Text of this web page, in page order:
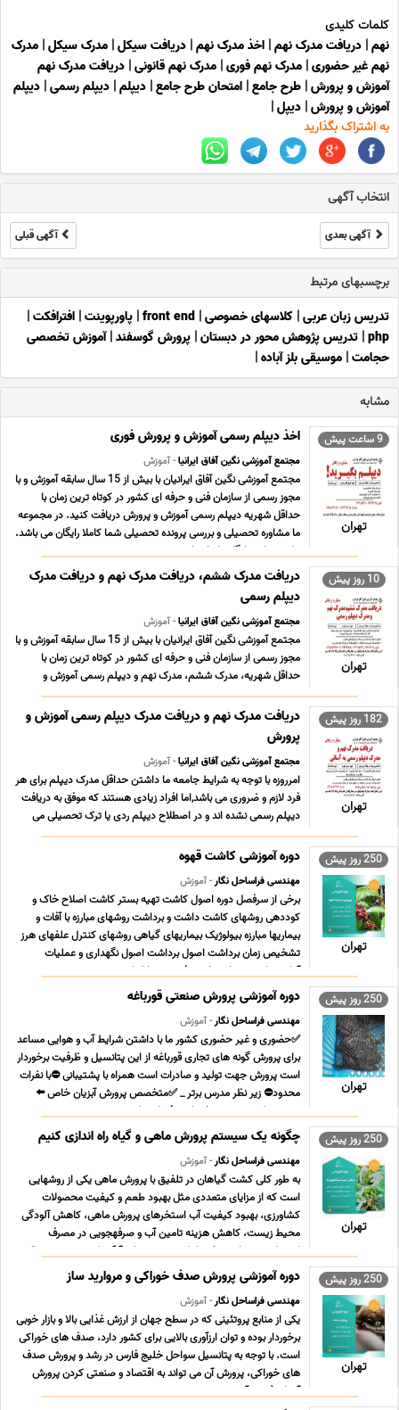
کلمات کلیدی
نهم| دریافت مدرک نهم| اخذ مدرک نهم| دریافت سیکل| مدرک سیکل| مدرک
نهم غیر حضوری| مدرک نهم فوری| مدرک نهم قانونی| دریافت مدرک نهم
آموزش و پرورش| طرح جامع| امتحان طرح جامع| دیپلم| دیپلم رسمی| دیپلم
آموزش و پرورش| دیپل|
به اشتراک بگذارید
انتخاب آگهی
آگهی بعدی آگهی قبلی
برچسبهای مرتبط
تدریس زبان عربی| کلاسهای خصوصی|
front end
| پاورپوینت| افترافکت|
php
| تدریس پژوهش محور در دبستان| پرورش گوسفند|آموزش تخصصی
حجامت| موسیقی بلز آباده|
مشابه
9 ساعت پیش
تهران
اخذ دیپلم رسمی آموزش و پرورش فوری
مجتمع آموزشی نگین آفاق ایرانیا- آموزش
مجتمع آموزشی نگین آفاق ایرانیان با بیش از 15 سال سابقه آموزش و با
مجوز رسمی از سازمان فنی و حرفه ای کشور در کوتاه ترین زمان با
حداقل شهریه دیپلم رسمی آموزش و پرورش دریافت کنید. در مجموعه
ما مشاوره تحصیلی و بررسی پرونده تحصیلی شما کاملا رایگان می باشد.
برای مشاوره رایگان با ما تما ... ...
10 روز پیش
تهران
دریافت مدرک ششم، دریافت مدرک نهم و دریافت مدرک
دیپلم رسمی
مجتمع آموزشی نگین آفاق ایرانیا- آموزش
مجتمع آموزشی نگین آفاق ایرانیان با بیش از 15 سال سابقه آموزش و با
مجوز رسمی از سازمان فنی و حرفه ای کشور در کوتاه ترین زمان با
حداقل شهریه، مدرک ششم، مدرک نهم و دیپلم رسمی آموزش و
پرورش دریافت کنید. در مجموعه ما مشاوره تحصیلی و بررسی پرونده
تحصیلی شما کاملا رایگان می باشد. برای م ... ...
182 روز پیش
تهران
دریافت مدرک نهم و دریافت مدرک دیپلم رسمی آموزش و
پرورش
مجتمع آموزشی نگین آفاق ایرانیا- آموزش
امرروزه با توجه به شرایط جامعه ما داشتن حداقل مدرک دیپلم برای هر
فرد لازم و ضروری می باشد,اما افراد زیادی هستند که موفق به دریافت
دیپلم رسمی نشده اند و در اصطلاح دیپلم ردی یا ترک تحصیلی می
باشند,این افراد بدون در نظر گرفتن سال تولد و آخرین مقطع تحصیلی
امکان دریافت دیپلم رسمی آموز ... ...
250 روز پیش
تهران
دوره آموزشی کاشت قهوه
مهندسی فراساحل نگار- آموزش
برخی از سرفصل دوره اصول کاشت تهیه بستر کاشت اصلاح خاک و
کوددهی روشهای کاشت داشت و برداشت روشهای مبارزه با آفات و
بیماریها مبارزه بیولوژیک بیماریهای گیاهی روشهای کنترل علفهای هرز
تشخیص زمان برداشت اصول برداشت اصول نگهداری و عملیات
آمادهسازی پس از برداشت فروش و بازاریابی ... ...
250 روز پیش
تهران
دوره آموزشی پرورش صنعتی قورباغه
مهندسی فراساحل نگار- آموزش
✅حضوری و غیر حضوری کشور ما با داشتن شرایط آب و هوایی مساعد
برای پرورش گونه های تجاری قورباغه از این پتانسیل و ظرفیت برخوردار
است پرورش جهت تولید و صادرات است همراه با پشتیبانی ⛔با نفرات
محدود⛔ زیر نظر مدرس برتر _ ✅متخصص پرورش آبزیان خاص ⬅️
مهندس کبیر زمردی برخی از سرفصل مباحث مع ... ...
250 روز پیش
تهران
چگونه یک سیستم پرورش ماهی و گیاه راه اندازی کنیم
مهندسی فراساحل نگار- آموزش
به طور کلی کشت گیاهان در تلفیق با پرورش ماهی یکی از روشهایی
است که از مزایای متعددی مثل بهبود طعم و کیفیت محصولات
کشاورزی، بهبود کیفیت آب استخرهای پرورش ماهی، کاهش آلودگی
محیط زیست، کاهش هزینه تامین آب و صرفهجویی در مصرف
کودهای شیمیایی برخوردار است مدت زمان 18 ساعت سه روز متوالی
... ...
250 روز پیش
تهران
دوره آموزشی پرورش صدف خوراکی و مروارید ساز
مهندسی فراساحل نگار- آموزش
یکی از منابع پروتئینی که در سطح جهان از ارزش غذایی بالا و بازار خوبی
برخوردار بوده و توان ارزآوری بالایی برای کشور دارد، صدف های خوراکی
است. با توجه به پتانسیل سواحل خلیج فارس در رشد و پرورش صدف
های خوراکی، پرورش آن می تواند به اقتصاد و صنعتی کردن پرورش
آبزیان ( دوره آموزشی پرورش ... ...